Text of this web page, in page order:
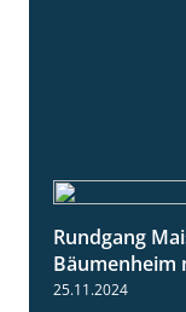
Rundgang
Bäumenheim
25.11.2024